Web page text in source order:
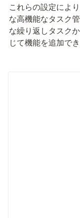
これらの設定によ
な高機能なタスク
な繰り返しタスク
じて機能を追加でき